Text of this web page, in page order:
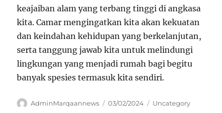
keajaiban alam yang terbang tinggi di angkasa
kita. Camar mengingatkan kita akan kekuatan
dan keindahan kehidupan yang berkelanjutan,
serta tanggung jawab kita untuk melindungi
lingkungan yang menjadi rumah bagi begitu
banyak spesies termasuk kita sendiri.
Author
AdminMarqaannews
Posted
03/02/2024 Categories
Uncategory